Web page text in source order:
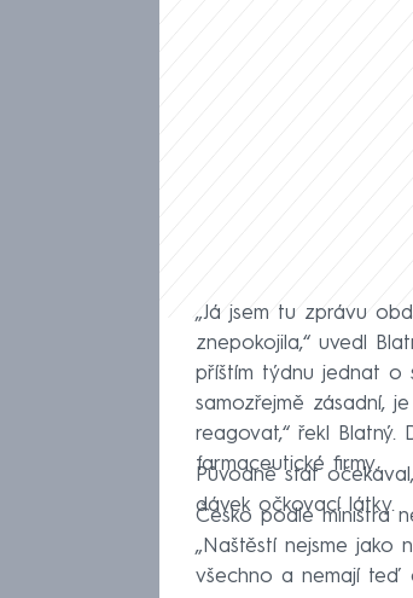
„Já jsem tu zprávu
znepokojila,“ uvedl
příštím týdnu jednat o
samozřejmě zásadní,
reagovat,“ řekl
farmaceutické firmy.
Původně stát
dávek očkovací látky.
Česko podle ministra
„Naštěstí nejsme jako
všechno a nemají teď